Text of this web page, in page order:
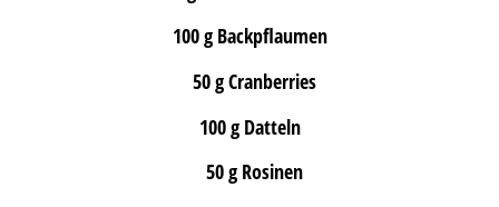
100 g Backpflaumen
50 g Cranberries
100 g Datteln
50 g Rosinen